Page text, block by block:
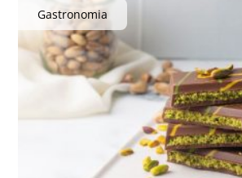
Gastronomia